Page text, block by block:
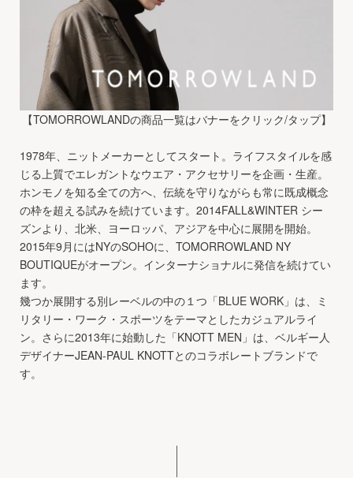
【TOMORROWLANDの商品一覧はバナーをクリック/タップ】
1978年、ニットメーカーとしてスタート。ライフスタイルを感
じる上質でエレガントなウエア・アクセサリーを企画・生産。
ホンモノを知る全ての方へ、伝統を守りながらも常に既成概念
の枠を超える試みを続けています。2014FALL&WINTER シー
ズンより、北米、ヨーロッパ、アジアを中心に展開を開始。
2015年9月にはNYのSOHOに、TOMORROWLAND NY
BOUTIQUEがオープン。インターナショナルに発信を続けてい
ます。
幾つか展開する別レーベルの中の１つ「BLUE WORK」は、ミ
リタリー・ワーク・スポーツをテーマとしたカジュアルライ
ン。さらに2013年に始動した「KNOTT MEN」は、ベルギー人
デザイナーJEAN-PAUL KNOTTとのコラボレートブランドで
す。